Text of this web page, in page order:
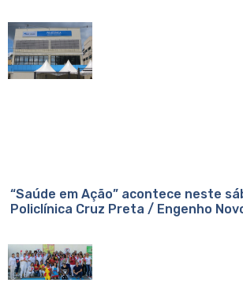
“Saúde em Ação” acontece neste
Policlínica Cruz Preta / Engenho